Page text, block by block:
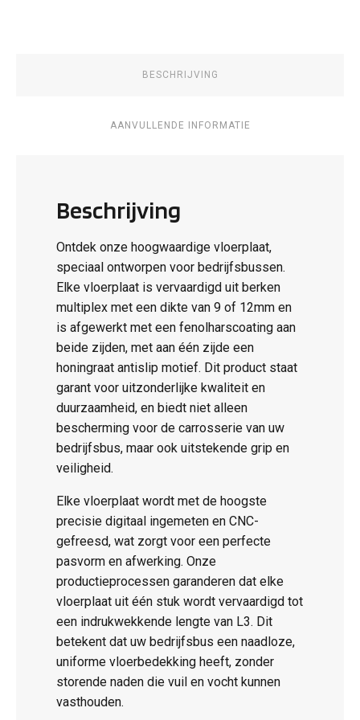
BESCHRIJVING
AANVULLENDE INFORMATIE
Beschrijving
Ontdek onze hoogwaardige vloerplaat,
speciaal ontworpen voor bedrijfsbussen.
Elke vloerplaat is vervaardigd uit berken
multiplex met een dikte van 9 of 12mm en
is afgewerkt met een fenolharscoating aan
beide zijden, met aan één zijde een
honingraat antislip motief. Dit product staat
garant voor uitzonderlijke kwaliteit en
duurzaamheid, en biedt niet alleen
bescherming voor de carrosserie van uw
bedrijfsbus, maar ook uitstekende grip en
veiligheid.
Elke vloerplaat wordt met de hoogste
precisie digitaal ingemeten en CNC-
gefreesd, wat zorgt voor een perfecte
pasvorm en afwerking. Onze
productieprocessen garanderen dat elke
vloerplaat uit één stuk wordt vervaardigd tot
een indrukwekkende lengte van L3. Dit
betekent dat uw bedrijfsbus een naadloze,
uniforme vloerbedekking heeft, zonder
storende naden die vuil en vocht kunnen
vasthouden.